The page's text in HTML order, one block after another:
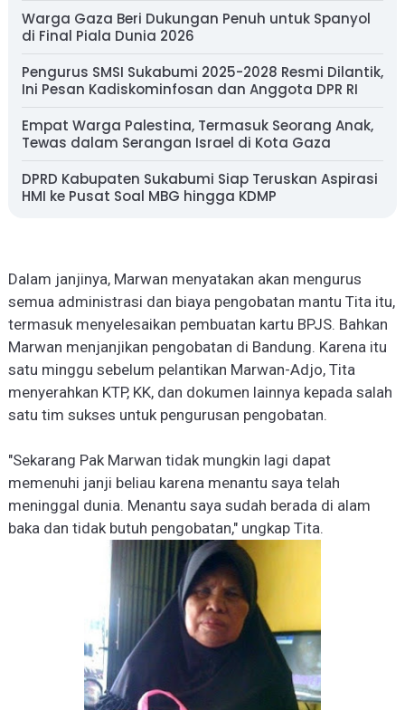
Warga Gaza Beri Dukungan Penuh untuk Spanyol
di Final Piala Dunia 2026
Pengurus SMSI Sukabumi 2025-2028 Resmi Dilantik,
Ini Pesan Kadiskominfosan dan Anggota DPR RI
Empat Warga Palestina, Termasuk Seorang Anak,
Tewas dalam Serangan Israel di Kota Gaza
DPRD Kabupaten Sukabumi Siap Teruskan Aspirasi
HMI ke Pusat Soal MBG hingga KDMP
Dalam janjinya, Marwan menyatakan akan mengurus
semua administrasi dan biaya pengobatan mantu Tita itu,
termasuk menyelesaikan pembuatan kartu BPJS. Bahkan
Marwan menjanjikan pengobatan di Bandung. Karena itu
satu minggu sebelum pelantikan Marwan-Adjo, Tita
menyerahkan KTP, KK, dan dokumen lainnya kepada salah
satu tim sukses untuk pengurusan pengobatan.
"Sekarang Pak Marwan tidak mungkin lagi dapat
memenuhi janji beliau karena menantu saya telah
meninggal dunia. Menantu saya sudah berada di alam
baka dan tidak butuh pengobatan," ungkap Tita.